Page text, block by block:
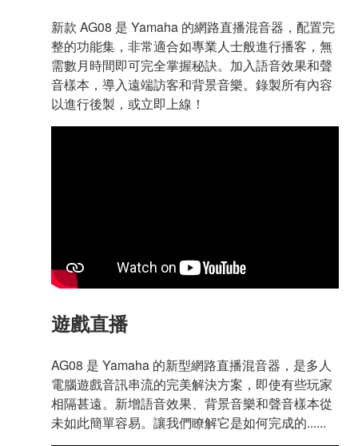
新款 AG08 是 Yamaha 的網路直播混音器，配置完
整的功能集，非常適合如專業人士般進行播客，無
需數月時間即可完全掌握秘訣。加入語音效果和聲
音樣本，導入遠端訪客和背景音樂。錄製所有內容
以進行後製，或立即上線！
遊戲直播
AG08 是 Yamaha 的新型網路直播混音器，是多人
電腦遊戲音訊串流的完美解決方案，即使有些玩家
相隔甚遠。新增語音效果、背景音樂和聲音樣本從
未如此簡單容易。讓我們瞭解它是如何完成的......